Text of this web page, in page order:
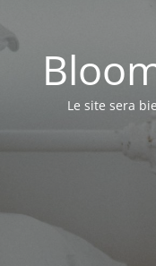
Le site sera